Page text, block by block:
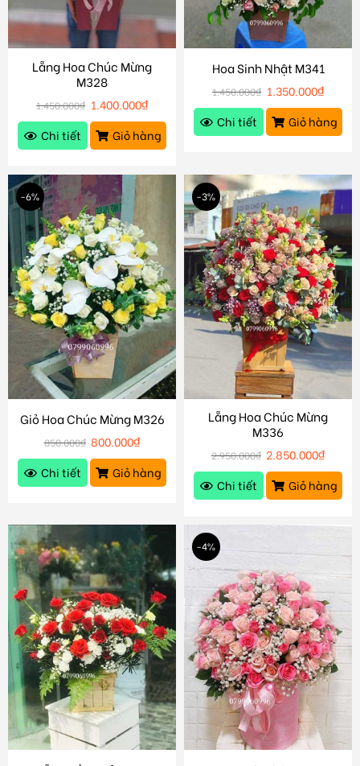
Lẵng Hoa Chúc Mừng
M328
1.450.000₫ 1.400.000₫
Chi tiết
Giỏ hàng
Hoa Sinh Nhật M341
1.450.000₫ 1.350.000₫
Chi tiết
Giỏ hàng
-6%
Giỏ Hoa Chúc Mừng M326
850.000₫ 800.000₫
Chi tiết
Giỏ hàng
-3%
Lẵng Hoa Chúc Mừng
M336
2.950.000₫ 2.850.000₫
Chi tiết
Giỏ hàng
-4%